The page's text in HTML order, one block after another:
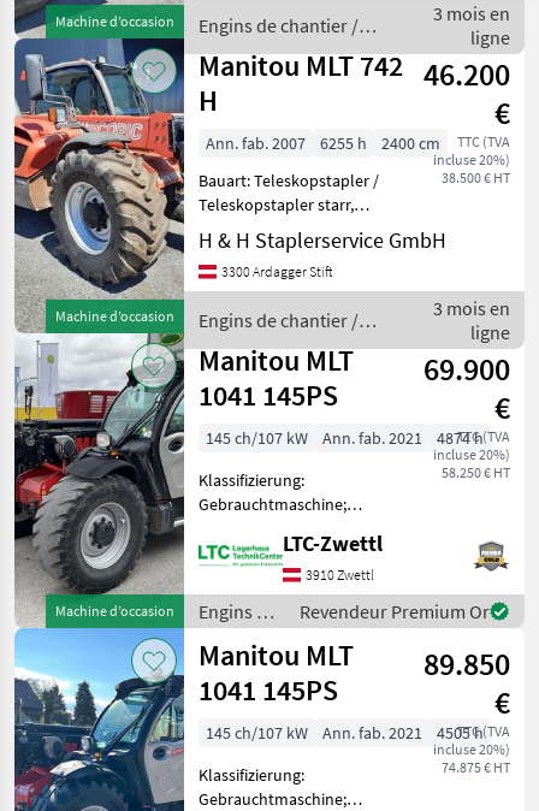
Machine d’occasion
Kompaktkettenlader RT
1350, hydrostatisc
Engins de chantier /
Manitou
3 mois en
ligne
Machine d’occasion
Manitou MLT 742
H
46.200
€
TTC (TVA
incluse 20%)
38.500 € HT
Ann. fab. 2007 6255 h
2400 cm
Bauart: Teleskopstapler /
Teleskopstapler starr,
Tragkraft: 4200kg, Hubhöhe:
7000mm, Bauhöhe:
2350mm, Bereifung vorne:
Bereifung hinten: Luft
H & H Staplerservice GmbH
3300 Ardagger Stift
Engins de chantier /
Manitou
3 mois en
ligne
Machine d’occasion
Manitou MLT
1041 145PS
69.900
€
TTC (TVA
incluse 20%)
58.250 € HT
145 ch/107 kW Ann. fab. 2021
4874 h
Klassifizierung:
Gebrauchtmaschine;
MAN0000001060178;
Höchstgeschwindigkeit
(km/h): 40; Art der Lenkung:
Vierrad, Hundegang,
Zweirad;
LTC-Zwettl
3910 Zwettl
Engins de
chantier /
Manitou
Revendeur Premium Or
Manitou MLT
1041 145PS
89.850
€
TTC (TVA
incluse 20%)
74.875 € HT
145 ch/107 kW Ann. fab. 2021
4505 h
Klassifizierung:
Gebrauchtmaschine;